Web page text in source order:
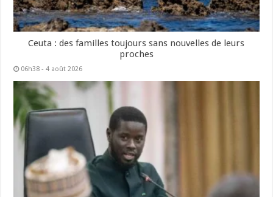
Ceuta : des familles toujours sans nouvelles de leurs
proches
06h38 - 4 août 2026